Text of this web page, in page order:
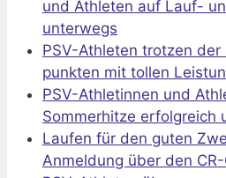
und Athleten auf Lauf-
unterwegs
PSV-Athleten trotzen der
punkten mit tollen
PSV-Athletinnen und
Sommerhitze erfolgreich
Laufen für den guten
Anmeldung über den